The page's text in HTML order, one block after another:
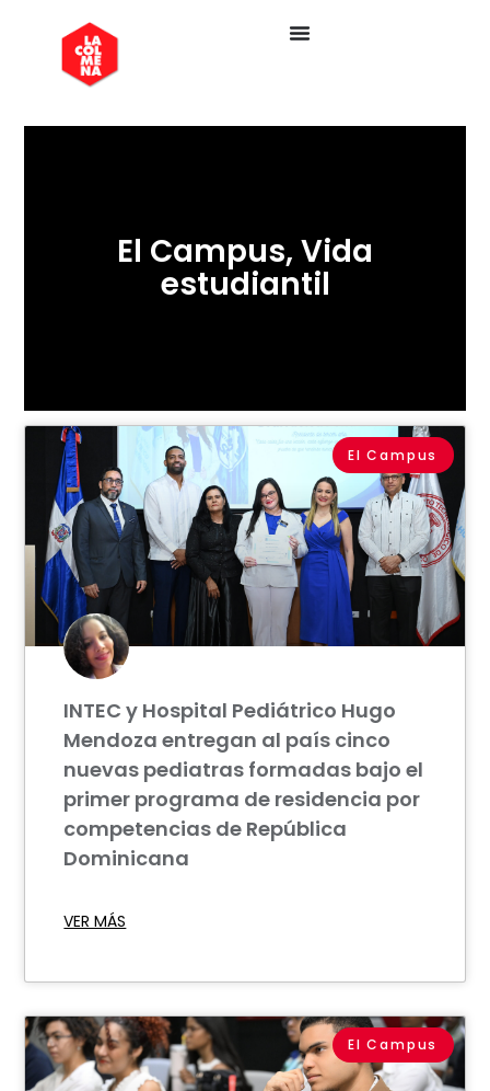
El Campus, Vida
estudiantil
El Campus
INTEC y Hospital Pediátrico Hugo
Mendoza entregan al país cinco
nuevas pediatras formadas bajo el
primer programa de residencia por
competencias de República
Dominicana
VER MÁS
El Campus